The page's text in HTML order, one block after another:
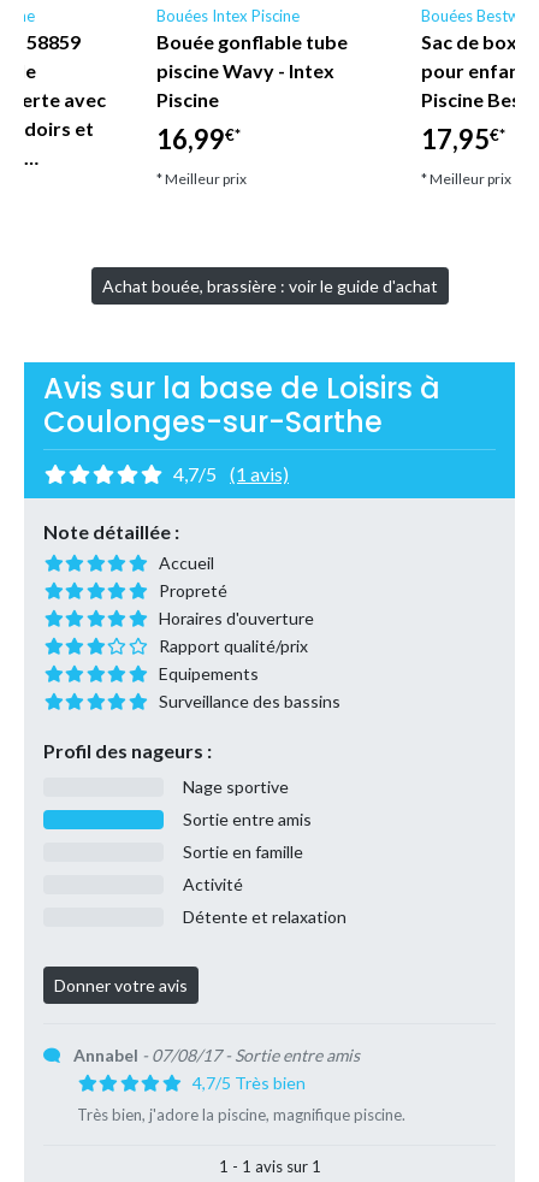
- 58859
avec
et
Bouées Intex Piscine
Bouée gonflable tube
piscine Wavy - Intex
Piscine
16,99€*
* Meilleur prix
Bouées Bestway
Sac de boxe
pour
Piscine
17,95€*
* Meilleur prix
Achat bouée, brassière : voir le guide d'achat
Avis sur la base de Loisirs à
Coulonges-sur-Sarthe
4,7/5 (1 avis)
Note détaillée :
Accueil
Propreté
Horaires d'ouverture
Rapport qualité/prix
Equipements
Surveillance des bassins
Profil des nageurs :
Nage sportive
Sortie entre amis
Sortie en famille
Activité
Détente et relaxation
Annabel - 07/08/17- Sortie entre amis
4,7/5 Très bien
Très bien, j'adore la piscine, magnifique piscine.
1 - 1 avis sur 1